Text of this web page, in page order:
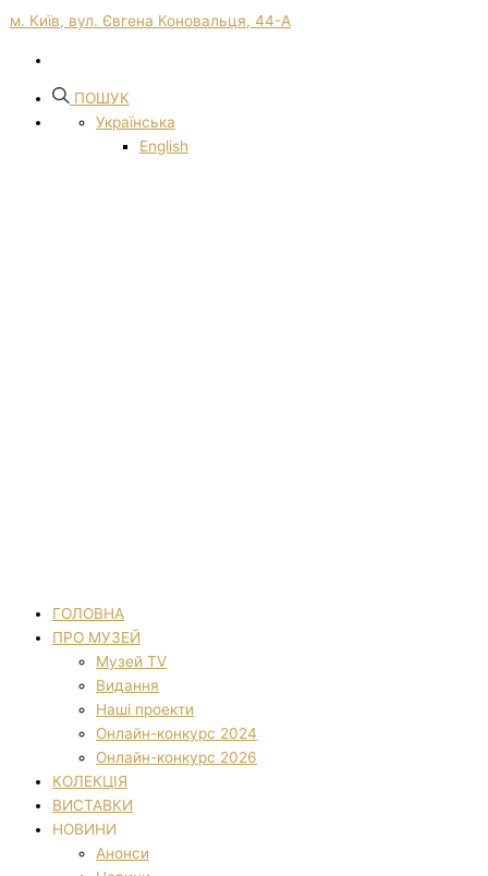
м. Київ, вул. Євгена Коновальця, 44-А
ПОШУК
Українська
English
ГОЛОВНА
ПРО МУЗЕЙ
Музей TV
Видання
Наші проекти
Онлайн-конкурс 2024
Онлайн-конкурс 2026
КОЛЕКЦІЯ
ВИСТАВКИ
НОВИНИ
Анонси